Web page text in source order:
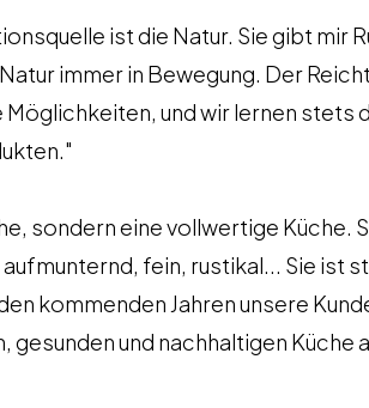
ist die Natur. Sie gibt mir
immer in Bewegung. Der
und wir lernen stets
sondern eine vollwertige Küche.
fein, rustikal... Sie ist
kommenden Jahren unsere
und nachhaltigen Küche